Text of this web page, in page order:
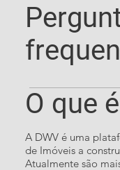
O que
A DWV é uma
de Imóveis a
Atualmente são